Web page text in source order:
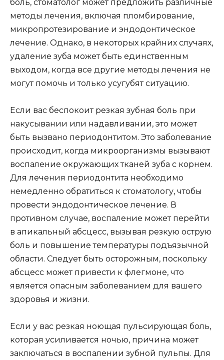
боль, стоматолог может предложить различные
методы лечения, включая пломбирование,
микропротезирование и эндодонтическое
лечение. Однако, в некоторых крайних случаях,
удаление зуба может быть единственным
выходом, когда все другие методы лечения не
могут помочь и только усугубят ситуацию.
Если вас беспокоит резкая зубная боль при
накусывании или надавливании, это может
быть вызвано периодонтитом. Это заболевание
происходит, когда микроорганизмы вызывают
воспаление окружающих тканей зуба с корнем.
Для лечения периодонтита необходимо
немедленно обратиться к стоматологу, чтобы
провести эндодонтическое лечение. В
противном случае, воспаление может перейти
в апикальный абсцесс, вызывая резкую острую
боль и повышение температуры подъязычной
области. Следует быть осторожным, поскольку
абсцесс может привести к флегмоне, что
является опасным заболеванием для вашего
здоровья и жизни.
Если у вас резкая ноющая пульсирующая боль,
которая усиливается ночью, причина может
заключаться в воспалении зубной пульпы. Для